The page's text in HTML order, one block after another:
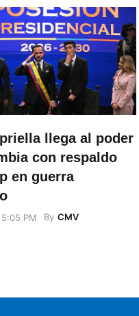
llega al poder
con respaldo
en guerra
PM By CMV